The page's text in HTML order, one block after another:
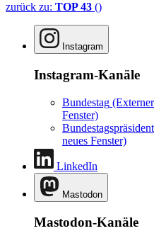
zurück zu: TOP 43 ()
Instagram
Instagram-Kanäle
Bundestag
Fenster)
neues Fenster)
LinkedIn
Mastodon
Mastodon-Kanäle